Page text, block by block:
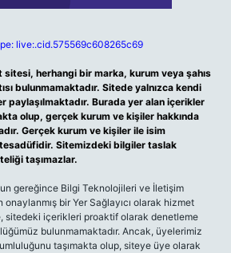
live:.cid.575569c608265c69
sitesi, herhangi bir marka, kurum veya şahıs
bulunmamaktadır. Sitede yalnızca kendi
paylaşılmaktadır. Burada yer alan içerikler
olup, gerçek kurum ve kişiler hakkında
Gerçek kurum ve kişiler ile isim
Sitemizdeki bilgiler taslak
taşımazlar.
gereğince Bilgi Teknolojileri ve İletişim
onaylanmış bir Yer Sağlayıcı olarak hizmet
sitedeki içerikleri proaktif olarak denetleme
bulunmamaktadır. Ancak, üyelerimiz
taşımakta olup, siteye üye olarak